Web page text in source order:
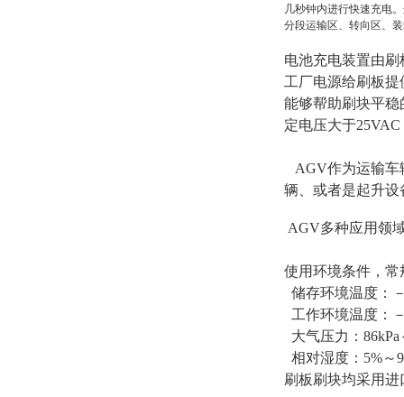
几秒钟内进行快速充电
分段运输区、转向区、
电池充电装置由
工厂电源给刷板
能够帮助刷块平
定电压大于
AGV作为运输车
辆、或者是起升设
AGV多种应用领
使用环境条件，常
储存环境温度：
工作环境温度：
大气压力：86kPa
相对湿度：5%～
刷板刷块均采用进